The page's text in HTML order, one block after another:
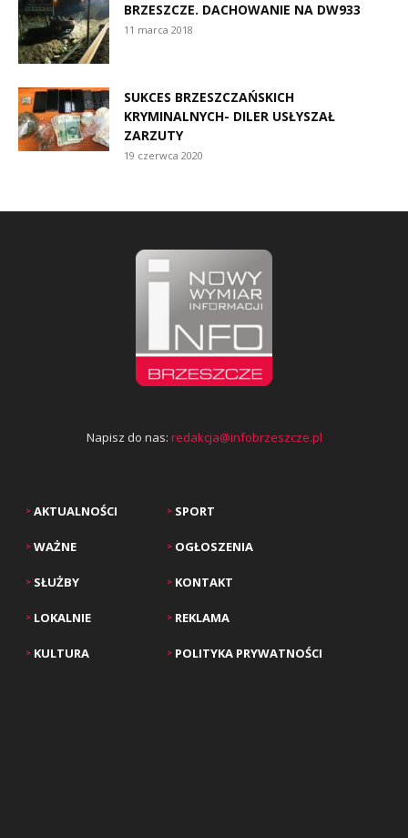
BRZESZCZE. DACHOWANIE NA DW933
11 marca 2018
SUKCES BRZESZCZAŃSKICH
KRYMINALNYCH- DILER USŁYSZAŁ
ZARZUTY
19 czerwca 2020
Napisz do nas: redakcja@infobrzeszcze.pl
> AKTUALNOŚCI
> WAŻNE
> SŁUŻBY
> LOKALNIE
> KULTURA
> SPORT
> OGŁOSZENIA
> KONTAKT
> REKLAMA
> POLITYKA PRYWATNOŚCI